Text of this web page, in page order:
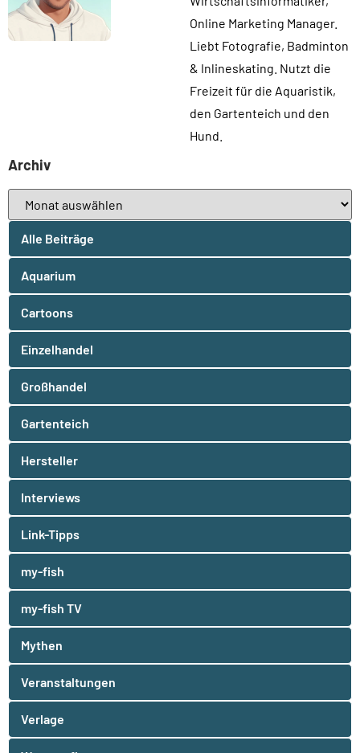
Online Marketing Manager.
Liebt Fotografie, Badminton
& Inlineskating. Nutzt die
Freizeit für die Aquaristik,
den Gartenteich und den
Hund.
Archiv
Alle Beiträge
Aquarium
Cartoons
Einzelhandel
Großhandel
Gartenteich
Hersteller
Interviews
Link-Tipps
my-fish
my-fish TV
Mythen
Veranstaltungen
Verlage